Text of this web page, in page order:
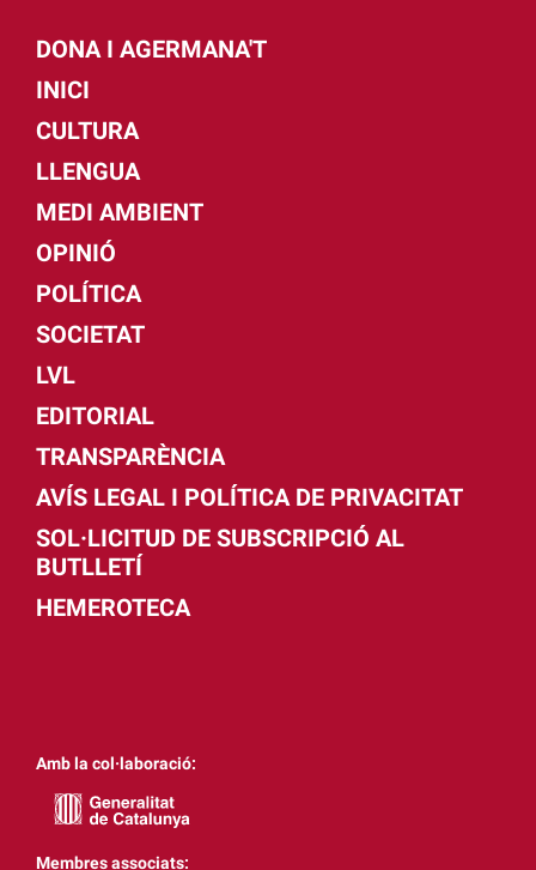
DONA I AGERMANA'T
INICI
CULTURA
LLENGUA
MEDI AMBIENT
OPINIÓ
POLÍTICA
SOCIETAT
LVL
EDITORIAL
TRANSPARÈNCIA
AVÍS LEGAL I POLÍTICA DE PRIVACITAT
SOL·LICITUD DE SUBSCRIPCIÓ AL
BUTLLETÍ
HEMEROTECA
Amb la col·laboració:
Membres associats: